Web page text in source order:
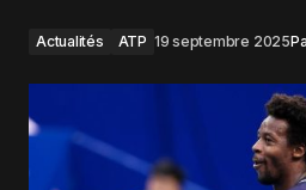
Actualités ATP 19 septembre 2025